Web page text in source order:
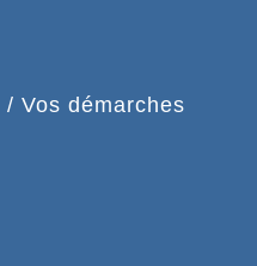
/ Vos démarches